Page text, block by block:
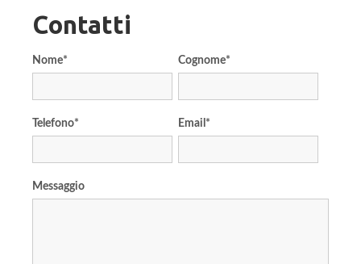
Contatti
Nome* Cognome*
Telefono* Email *
Messaggio